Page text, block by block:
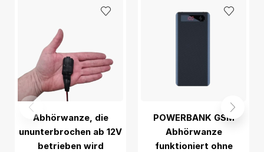
Abhörwanze, die
ununterbrochen ab 12V
betrieben wird
POWERBANK GSM
Abhörwanze
funktioniert ohne